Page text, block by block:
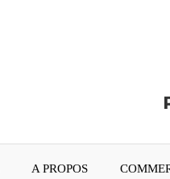
A PROPOS